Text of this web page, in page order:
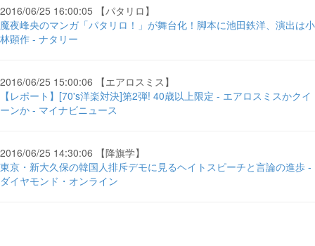
2016/06/25 16:00:05 【パタリロ】
魔夜峰央のマンガ「パタリロ！」が舞台化！脚本に池田鉄洋、演出は小
林顕作 - ナタリー
2016/06/25 15:00:06 【エアロスミス】
【レポート】[70's洋楽対決]第2弾! 40歳以上限定 - エアロスミスかクイ
ーンか - マイナビニュース
2016/06/25 14:30:06 【降旗学】
東京・新大久保の韓国人排斥デモに見るヘイトスピーチと言論の進歩 -
ダイヤモンド・オンライン